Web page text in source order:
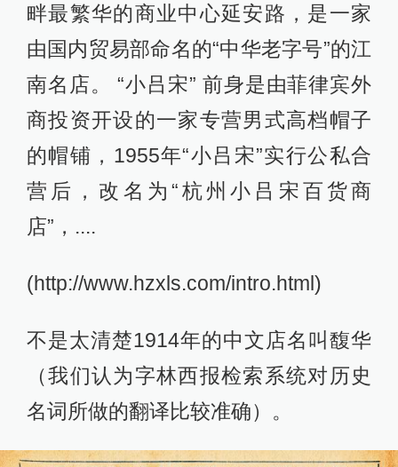
畔最繁华的商业中心延安路，是一家
由国内贸易部命名的“中华老字号”的江
南名店。 “小吕宋” 前身是由菲律宾外
商投资开设的一家专营男式高档帽子
的帽铺，1955年“小吕宋”实行公私合
营后，改名为“杭州小吕宋百货商
店”，....
(http://www.hzxls.com/intro.html)
不是太清楚1914年的中文店名叫馥华
（我们认为字林西报检索系统对历史
名词所做的翻译比较准确）。